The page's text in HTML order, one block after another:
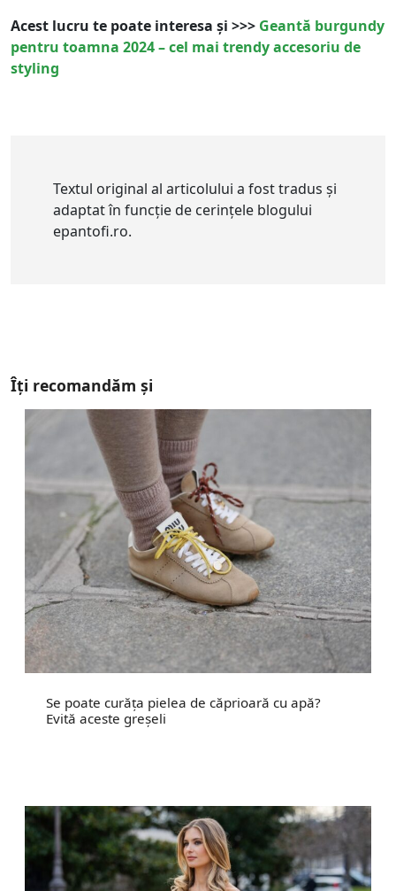
Acest lucru te poate interesa și >>> Geantă burgundy
pentru toamna 2024 – cel mai trendy accesoriu de
styling
Textul original al articolului a fost tradus și
adaptat în funcție de cerințele blogului
epantofi.ro.
Îți recomandăm și
Se poate curăța pielea de căprioară cu apă?
Evită aceste greșeli